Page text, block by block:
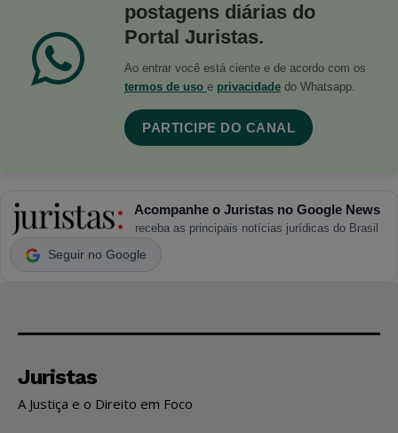
postagens diárias do
Portal Juristas.
Ao entrar você está ciente e de acordo com os
termos de uso e privacidade do Whatsapp.
PARTICIPE DO CANAL
Acompanhe o Juristas no Google News
receba as principais notícias jurídicas do Brasil
Seguir no Google
Juristas
A Justiça e o Direito em Foco